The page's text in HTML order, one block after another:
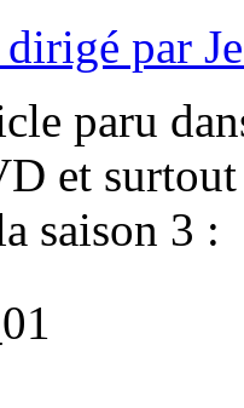
dirigé par
paru
et
saison 3 :